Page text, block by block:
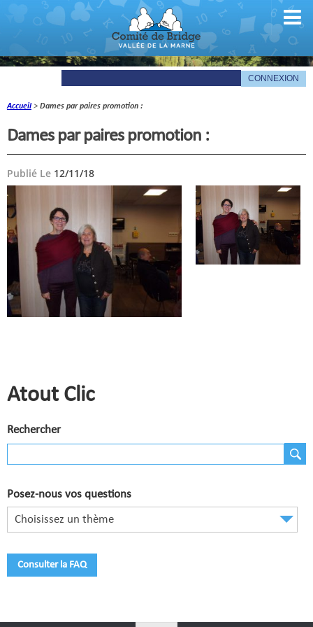
Organigramme
Le mot du président
Les documents du comité
La Gazette
Informations pratiques
Comité de la Vallée de la Marne
Comité de Champagne
Calendrier et Compétitions
Documents utiles en Compétition
Liste des clubs
Où jouer ?
Accueil> Dames par paires promotion :
Dames par paires promotion :
Publié Le 12/11/18
Atout Clic
Rechercher
Posez-nous vos questions
Choisissez un thème
Consulter la FAQ